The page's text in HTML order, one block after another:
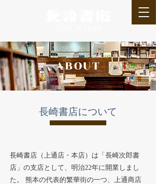
ABOUT
長崎書店について
長崎書店（上通店・本店）は「長崎次郎書
店」の支店として、明治22年に開業しまし
た。 熊本の代表的繁華街の一つ、上通商店